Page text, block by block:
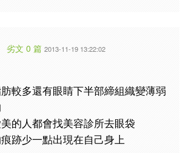
劣文 0 篇 2013-11-19 13:22:02
較多還有眼睛下半部締組織變薄弱
的人都會找美容診所去眼袋
跡少一點出現在自己身上